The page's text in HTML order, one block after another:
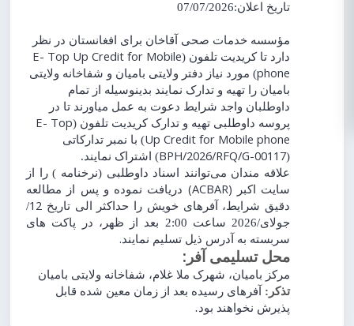
تاریخ اعلان:07/07/2026
مؤسسه خدمات صحی آقاخان برای افغانستان در نظر
دارد تاکریدیت تلفون (
E- Top Up Credit for Mobile
phone
) مورد نیاز دفتر ولایتی بامیان و شفاخانه ولایتی
بامیان را تهیه و تدارک نمایند بدینوسیله از تمام
داوطلبان واجد شرایط دعوت به عمل میاورند تا در
پروسه داوطلبی تهیه و تدارککریدیت تلفون (
E- Top
Up Credit for Mobile phone
) با نمبر تدارکاتی
(
BPH/2026/RFQ/G-00117) اشتراک نمایند.
علاقه‌ مندان می‌توانند اسناد داوطلبی (نرخنامه ) را از
سایت
اکبر (ACBAR) دریافت نموده و پس از مطالعه
دقیق شرایط، آفرهای خویش را حداکثر الی تاریخ 12
/
جولای
/2026 ساعت 2:00 بعد از ظهر، در پاکت ‌های
سربسته به آدرس ذیل تسلیم نمایند.
محل تسلیمی آفر :
مرکز بامیان، شهرک ملا غلام، شفاخانه ولایتی بامیان
تذکر: آفرهای رسیده بعد از زمان معین ‌شده قابل
پذیرش نخواهند بود.